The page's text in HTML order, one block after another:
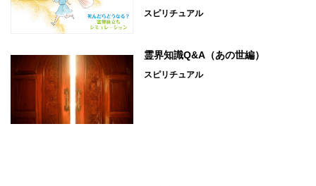
スピリチュアル
霊界知識Q&A（あの世編）
スピリチュアル